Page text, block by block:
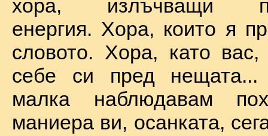
хора, излъчващи
енергия. Хора, които я
словото. Хора, като
себе си пред
малка наблюдавам
маниера ви, осанката,